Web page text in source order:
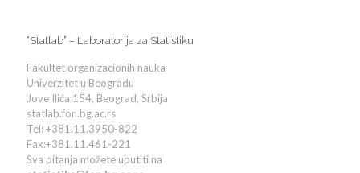
“Statlab” – Laboratorija za Statistiku
Fakultet organizacionih nauka
Univerzitet u Beogradu
Jove Ilića 154, Beograd, Srbija
statlab.fon.bg.ac.rs
Tel: +381.11.3950-822
Fax:+381.11.461-221
Sva pitanja možete uputiti na